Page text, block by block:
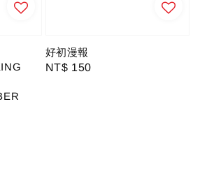
好初漫報
Regular
NT$ 150